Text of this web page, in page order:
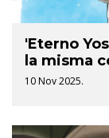
'Eterno
la misma
10 Nov 2025.